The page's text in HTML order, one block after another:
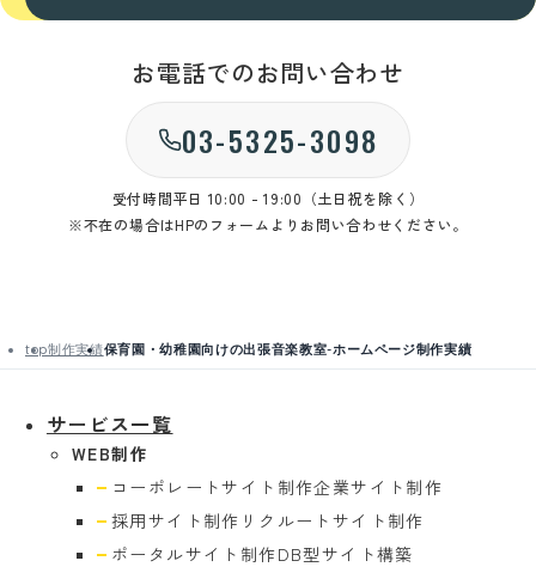
お電話でのお問い合わせ
03-5325-3098
受付時間平日 10:00 - 19:00（土日祝を除く）
※不在の場合はHPのフォームよりお問い合わせください。
top制作実績保育園・幼稚園向けの出張音楽教室-ホームページ制作実績
サービス一覧
WEB制作
コーポレートサイト制作企業サイト制作
採用サイト制作 リクルートサイト制作
ポータルサイト制作DB型サイト構築